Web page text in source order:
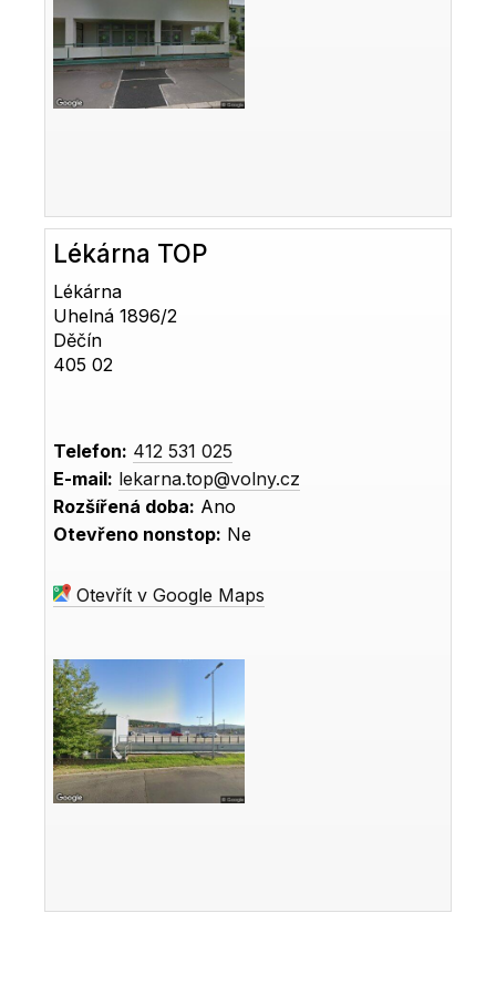
Lékárna TOP
Lékárna
Uhelná 1896/2
Děčín
405 02
Telefon: 412 531 025
E-mail: lekarna.top@volny.cz
Rozšířená doba: Ano
Otevřeno nonstop: Ne
Otevřít v Google Maps